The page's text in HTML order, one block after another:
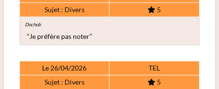
Sujet : Divers
5
Dochub
“Je préfère pas noter”
Le 26/04/2026
TEL
Sujet : Divers
5